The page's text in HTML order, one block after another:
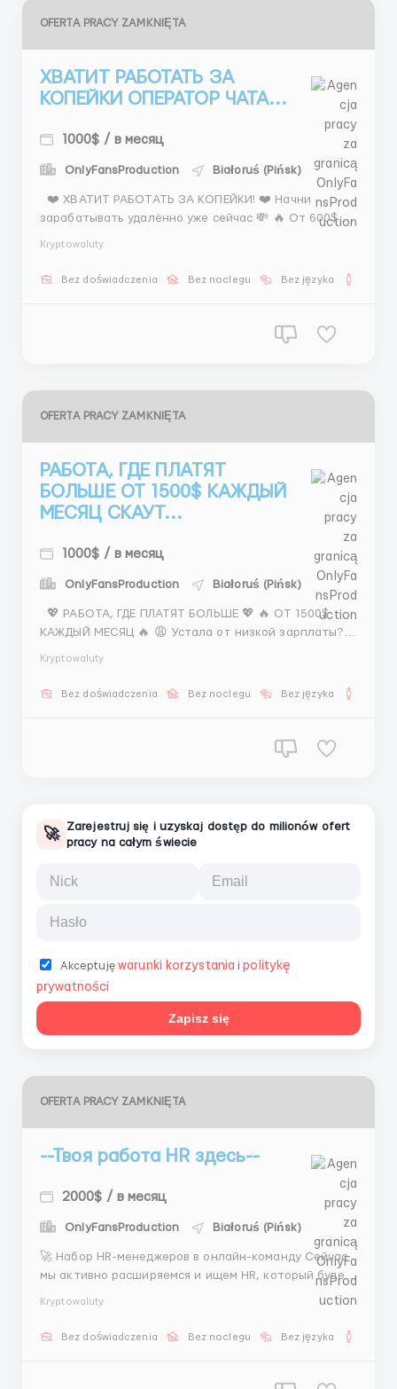
OFERTA PRACY ZAMKNIĘTA
ХВАТИТ РАБОТАТЬ ЗА
КОПЕЙКИ ОПЕРАТОР ЧАТА...
1000$ / в месяц
OnlyFansProduction Białoruś (Pińsk)
❤️ ХВАТИТ РАБОТАТЬ ЗА КОПЕЙКИ! ❤️ Начни
зарабатывать удалённо уже сейчас 💸 🔥 От 600$ +
✔ 2/2/2 ✔ 6/1 🌸 Без опыта можно 🌸 Быстрое
Kryptowaluty
Bez doświadczenia Bez noclegu Bez języka
OFERTA PRACY ZAMKNIĘTA
РАБОТА, ГДЕ ПЛАТЯТ
БОЛЬШЕ ОТ 1500$ КАЖДЫЙ
МЕСЯЦ СКАУТ...
1000$ / в месяц
OnlyFansProduction Białoruś (Pińsk)
КАЖДЫЙ МЕСЯЦ 🔥 😩 Устала от низкой зарплаты?
предложение сотрудничества 💰 ОПЛАТА: 💸 от
Kryptowaluty
Bez doświadczenia Bez noclegu Bez języka
🚀
Zarejestruj się i uzyskaj dostęp do milionów ofert
pracy na całym świecie
Akceptujęwarunki korzystania ipolitykę
prywatności
Zapisz się
OFERTA PRACY ZAMKNIĘTA
--Твоя работа HR здесь--
2000$ / в месяц
OnlyFansProduction Białoruś (Pińsk)
🚀 Набор HR-менеджеров в онлайн-команду Сейчас
мы активно расширяемся и ищем HR, который будет
вакансии, проводить первичный отбор и
Kryptowaluty
Bez doświadczenia Bez noclegu Bez języka